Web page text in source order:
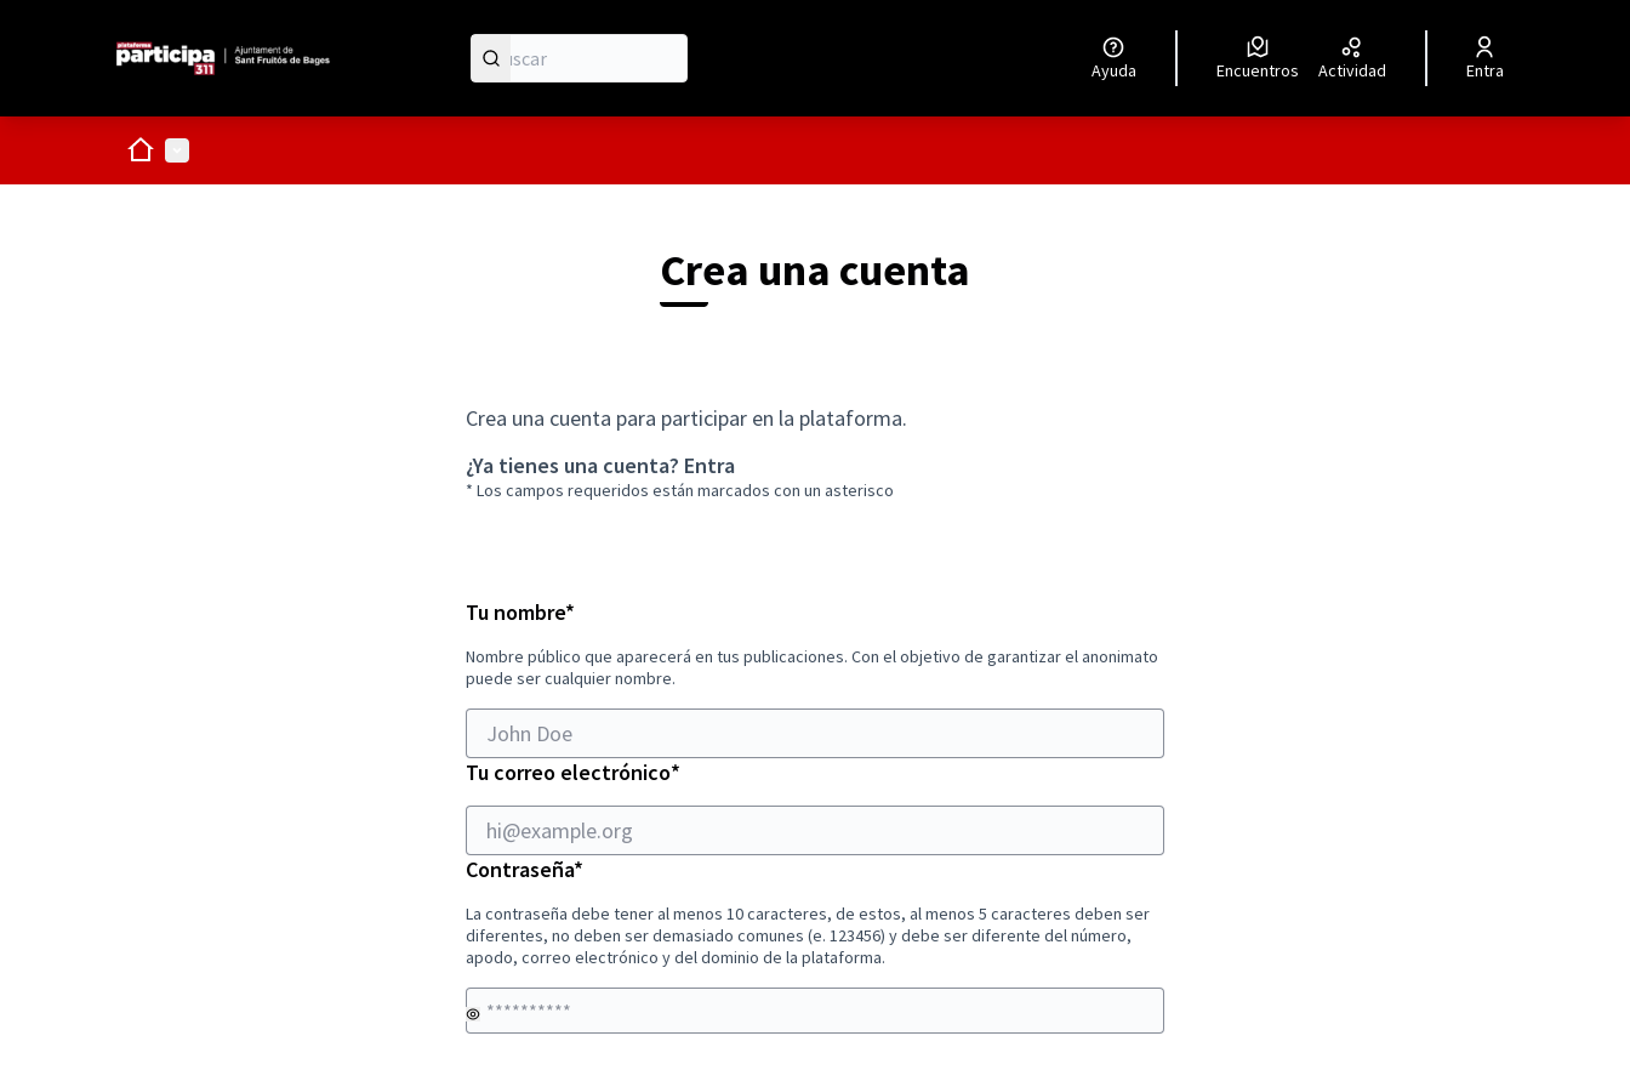
Ayuda Encuentros Actividad Entra
InicioMenú principal
Crea una cuenta
Crea una cuenta para participar en la plataforma.
¿Ya tienes una cuenta? Entra
* Los campos requeridos están marcados con un asterisco
Tu nombre*
Nombre público que aparecerá en tus publicaciones. Con el objetivo de garantizar el anonimato
puede ser cualquier nombre.
Tu correo electrónico*
hi@example.org
Contraseña*
La contraseña debe tener al menos 10 caracteres, de estos, al menos 5 caracteres deben ser
diferentes, no deben ser demasiado comunes (e. 123456) y debe ser diferente del número,
apodo, correo electrónico y del dominio de la plataforma.